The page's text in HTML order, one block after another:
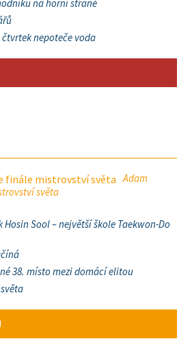
na horní straně
čtvrtek nepoteče voda
Adam
světa
Hosin Sool – největší škole Taekwon-Do
38. místo mezi domácí elitou